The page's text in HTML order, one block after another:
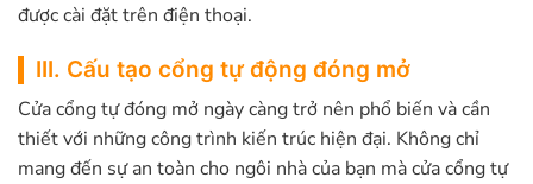
được cài đặt trên điện thoại.
III. Cấu tạo cổng tự động đóng mở
Cửa cổng tự đóng mở ngày càng trở nên phổ biến và cần
thiết với những công trình kiến trúc hiện đại. Không chỉ
mang đến sự an toàn cho ngôi nhà của bạn mà cửa cổng tự